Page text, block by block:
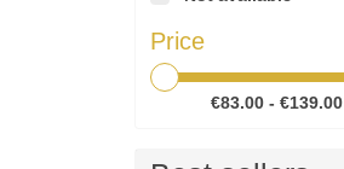
Price
€83.00 - €139.00